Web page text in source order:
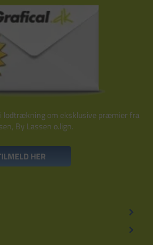
lodtrækning om eksklusive præmier fra
By Lassen o.lign.
HER